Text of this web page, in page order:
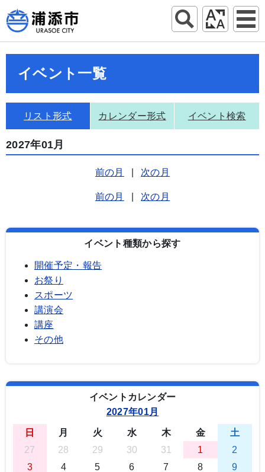
イベント一覧
リスト形式 カレンダー形式 イベント検索
2027年01月
前の月 次の月
前の月 次の月
イベント種類から探す
開催予定・報告
お祭り
スポーツ
講演会
講座
その他
イベントカレンダー
2027年01月
日 月 火 水 木 金
土
27
28 29 30 31 1
2
3
4 5 6 7 8
9